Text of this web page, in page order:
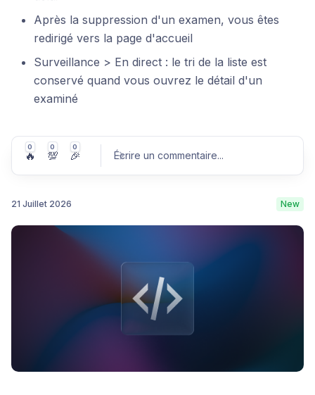
Après la suppression d'un examen, vous êtes
redirigé vers la page d'accueil
Surveillance > En direct : le tri de la liste est
conservé quand vous ouvrez le détail d'un
examiné
0
🔥
0
💯
0
🎉 Écrire un commentaire...
21 Juillet 2026 New